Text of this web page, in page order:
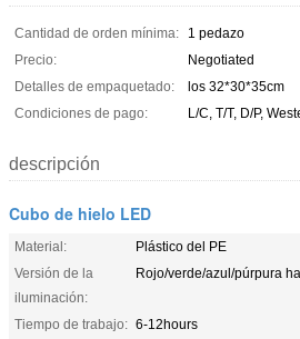
Cantidad de orden mínima:
1 pedazo
Precio:
Negotiated
Detalles de empaquetado:
los 32*30*35cm
Condiciones de pago:
L/C, T/T, D/P,
descripción
Cubo de hielo LED
Material:
Plástico del PE
Versión de la
iluminación:
Rojo/verde/azul/púrpura
Tiempo de trabajo: 6-12hours